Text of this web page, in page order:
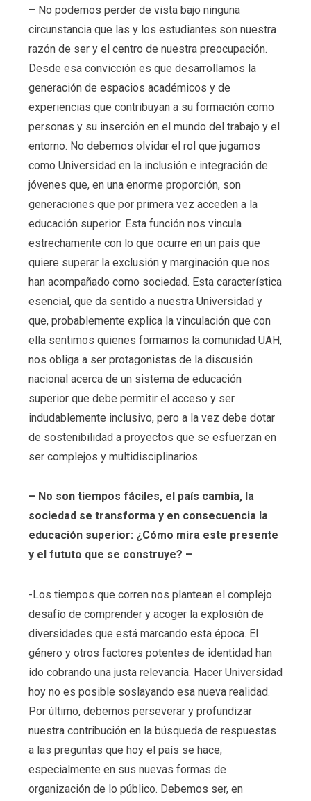
– No podemos perder de vista bajo ninguna
circunstancia que las y los estudiantes son nuestra
razón de ser y el centro de nuestra preocupación.
Desde esa convicción es que desarrollamos la
generación de espacios académicos y de
experiencias que contribuyan a su formación como
personas y su inserción en el mundo del trabajo y el
entorno. No debemos olvidar el rol que jugamos
como Universidad en la inclusión e integración de
jóvenes que, en una enorme proporción, son
generaciones que por primera vez acceden a la
educación superior. Esta función nos vincula
estrechamente con lo que ocurre en un país que
quiere superar la exclusión y marginación que nos
han acompañado como sociedad. Esta característica
esencial, que da sentido a nuestra Universidad y
que, probablemente explica la vinculación que con
ella sentimos quienes formamos la comunidad UAH,
nos obliga a ser protagonistas de la discusión
nacional acerca de un sistema de educación
superior que debe permitir el acceso y ser
indudablemente inclusivo, pero a la vez debe dotar
de sostenibilidad a proyectos que se esfuerzan en
ser complejos y multidisciplinarios.
– No son tiempos fáciles, el país cambia, la
sociedad se transforma y en consecuencia la
educación superior: ¿Cómo mira este presente
y el fututo que se construye? –
-Los tiempos que corren nos plantean el complejo
desafío de comprender y acoger la explosión de
diversidades que está marcando esta época. El
género y otros factores potentes de identidad han
ido cobrando una justa relevancia. Hacer Universidad
hoy no es posible soslayando esa nueva realidad.
Por último, debemos perseverar y profundizar
nuestra contribución en la búsqueda de respuestas
a las preguntas que hoy el país se hace,
especialmente en sus nuevas formas de
organización de lo público. Debemos ser, en